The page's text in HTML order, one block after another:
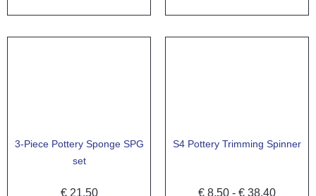
3-Piece Pottery Sponge SPG
set
€21,50
S4 Pottery Trimming Spinner
€ 8,50 - € 38,40